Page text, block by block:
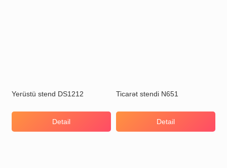
Yerüstü stend DS1212
Detail
Ticarət stendi N651
Detail